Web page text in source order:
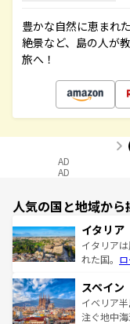
豊かな自然に恵まれ
絶景など、島の人が
旅へ！
AD
AD
人気の国と地域から
イタリア
イタリア
れた国。
ろん、ト
景など、
ピザやパ
スペイン
イベリア
注ぐ地中